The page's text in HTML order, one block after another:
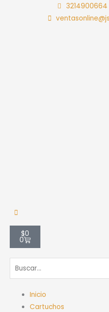
3214900664
$0
0
Carrito
Inicio
Cartuchos